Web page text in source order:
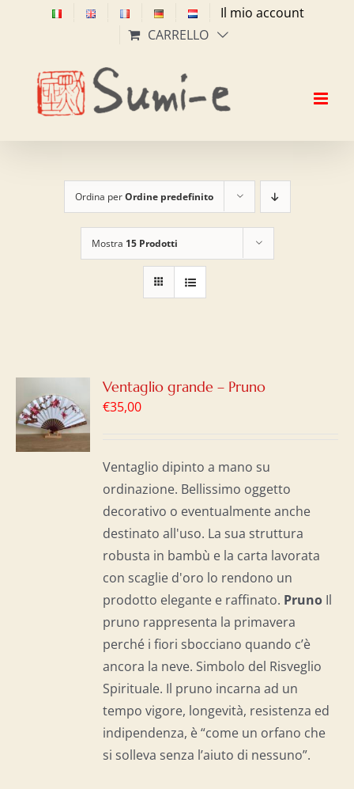
Il mio account
CARRELLO
Ordina perOrdine predefinito
Mostra 15 Prodotti
Ventaglio grande – Pruno
€35,00
Ventaglio dipinto a mano su
ordinazione. Bellissimo oggetto
decorativo o eventualmente anche
destinato all'uso. La sua struttura
robusta in bambù e la carta lavorata
con scaglie d'oro lo rendono un
prodotto elegante e raffinato. Pruno Il
pruno rappresenta la primavera
perché i fiori sbocciano quando c’è
ancora la neve. Simbolo del Risveglio
Spirituale. Il pruno incarna ad un
tempo vigore, longevità, resistenza ed
indipendenza, è “come un orfano che
si solleva senza l’aiuto di nessuno”.